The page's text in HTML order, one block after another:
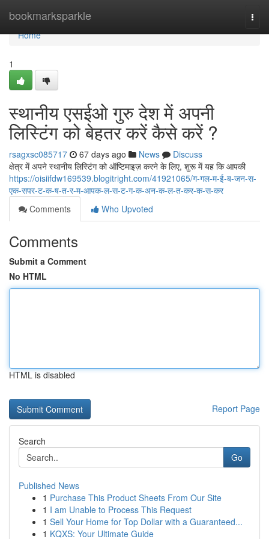
bookmarksparkle
Home
Home
1
स्थानीय एसईओ गुरु देश में अपनी
लिस्टिंग को बेहतर करें कैसे करें ?
rsagxsc085717 67 days ago News
Discuss
क्षेत्र में अपने स्थानीय लिस्टिंग को ऑप्टिमाइज़ करने के लिए, शुरू में यह कि आपकी
https://oisiifdw169539.blogitright.com/41921065/ग-गल-म-ई-ब-जन-स-
एक-सपर-ट-क-ष-त-र-म-आपक-ल-स-ट-ग-क-अन-क-ल-त-कर-क-स-कर
Comments
Who Upvoted
Comments
Submit a Comment
No HTML
HTML is disabled
Report Page
Search
Go
Published News
1 Purchase This Product Sheets From Our Site
1 I am Unable to Process This Request
1 Sell Your Home for Top Dollar with a Guaranteed...
1 KQXS: Your Ultimate Guide